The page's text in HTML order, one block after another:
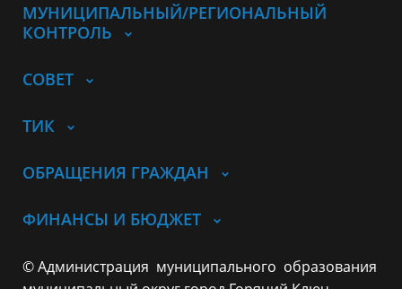
МУНИЦИПАЛЬНЫЙ/РЕГИОНАЛЬНЫЙ
КОНТРОЛЬ
СОВЕТ
ТИК
ОБРАЩЕНИЯ ГРАЖДАН
ФИНАНСЫ И БЮДЖЕТ
© Администрация муниципального образования